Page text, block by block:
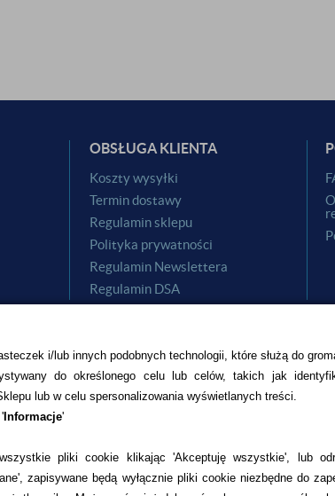
i/lub innych podobnych technologii, które służą do
do określonego celu lub celów, takich jak
lub w celu spersonalizowania wyświetlanych treści.
Informacje'
pliki cookie klikając 'Akceptuję wszystkie', lub
zapisywane będą wyłącznie pliki cookie niezbędne do
OBSŁUGA KLIENTA
Koszty wysyłki
Termin dostawy
Regulamin sklepu
Polityka prywatności
Regulamin Newslettera
Regulamin DSA